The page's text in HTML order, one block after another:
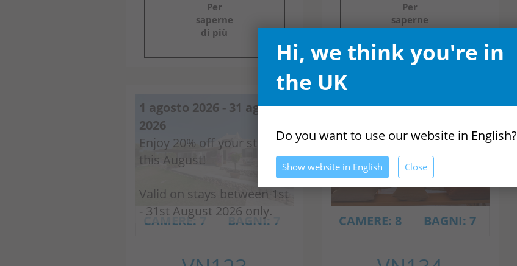
Per
saperne
di più
Per
saperne
1 agosto 2026 - 31 agosto
2026
Enjoy 20% off your stay
this August!
Valid on stays between 1st
- 31st August 2026 only.
CAMERE: 7 BAGNI: 7 CAMERE: 8 BAGNI: 7
Hi, we think you're in
the UK
Do you want to use our website in English?
Show website in English Close